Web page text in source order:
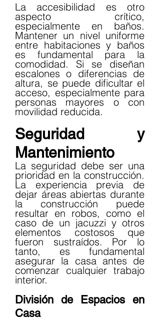
La accesibilidad es otro
aspecto crítico,
especialmente en baños.
Mantener un nivel uniforme
entre habitaciones y baños
es fundamental para la
comodidad. Si se diseñan
escalones o diferencias de
altura, se puede dificultar el
acceso, especialmente para
personas mayores o con
movilidad reducida.
Seguridad y
Mantenimiento
La seguridad debe ser una
prioridad en la construcción.
La experiencia previa de
dejar áreas abiertas durante
la construcción puede
resultar en robos, como el
caso de un jacuzzi y otros
elementos costosos que
fueron sustraídos. Por lo
tanto, es fundamental
asegurar la casa antes de
comenzar cualquier trabajo
interior.
División de Espacios en
Casa